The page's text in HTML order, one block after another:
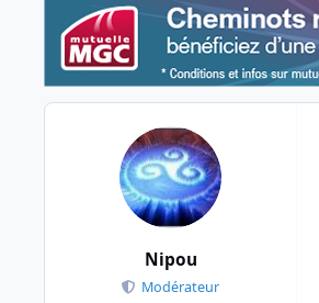
Nipou
Modérateur